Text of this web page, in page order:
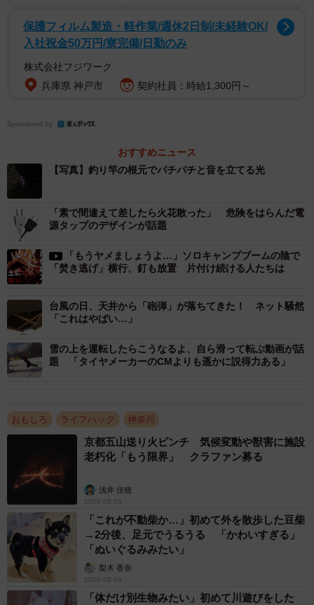
うなもの」と指摘します。がまかつは自社ホームページで
「カーボンロッドは素材の特性上電気をよく伝えます」
「避雷針のようなモノ。使用中、雷が発生したときは釣竿
をただちに仕舞込むか、釣竿からすぐ離れるようにして下
できなくても危ない。ただちに竿を置いて避難してほし
雷が鳴る前にも落雷の兆候はあります※画像はイメージです
(metamorworks/stock.adobe.com)
釣り竿の放電現象は珍しくないのでしょうか？ tomoさん
は「釣りをしていると良くあります、特に梅雨など雷が多
い時期です。竿を握る分には違和感はありませんが、リー
ルで釣り糸を巻いたり、投げたりすると一気に放電しま
す」と話します。動画がTwitter上で拡散されると、「知ら
なかった」という反応もありました。tomoさんは「釣りブ
ーム、アウトドアブームと言われておりますが、この様な
現象から天候の変化が分からない方も沢山おられます。釣
り人ですら知らない方がおられました。そんな方達に注意
を促して頂ければ幸いです」と話していました。
保護フィルム製造・軽作業/週休2日制/未経験OK/
入社祝金50万円/寮完備/日勤のみ
株式会社フジワーク
兵庫県 神戸市
契約社員：時給1,300円～
Sponsored by
おすすめニュース
【写真】釣り竿の根元でパチパチと音を立てる光
「素で間違えて差したら火花散った」 危険をはらんだ電
源タップのデザインが話題
「もうヤメましょうよ…」ソロキャンプブームの陰で
「焚き逃げ」横行、釘も放置 片付け続ける人たちは
台風の日、天井から「砲弾」が落ちてきた！ ネット騒然
「これはやばい…」
雪の上を運転したらこうなるよ、自ら滑って転ぶ動画が話
題 「タイヤメーカーのCMよりも遥かに説得力ある」
おもしろ ライフハック 神奈川
京都五山送り火ピンチ 気候変動や獣害に施設
老朽化「もう限界」 クラファン募る
浅井 佳穂
2026.08.09
「これが不動柴か…」初めて外を散歩した豆柴
→2分後、足元でうるうる 「かわいすぎる」
「ぬいぐるみみたい」
梨木 香奈
2026.08.09
「体だけ別生物みたい」初めて川遊びをした